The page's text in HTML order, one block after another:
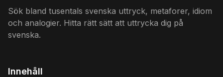
Sök bland tusentals svenska uttryck, metaforer, idiom
och analogier. Hitta rätt sätt att uttrycka dig på
svenska.
Innehåll